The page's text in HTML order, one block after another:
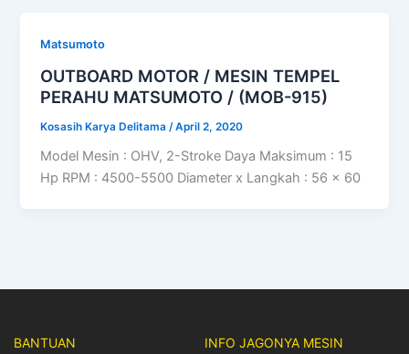
Matsumoto
OUTBOARD MOTOR / MESIN TEMPEL
PERAHU MATSUMOTO / (MOB-915)
Kosasih Karya Delitama /April 2, 2020
Model Mesin : OHV, 2-Stroke Daya Maksimum : 15
Hp RPM : 4500-5500 Diameter x Langkah : 56 x 60
BANTUAN INFO JAGONYA MESIN